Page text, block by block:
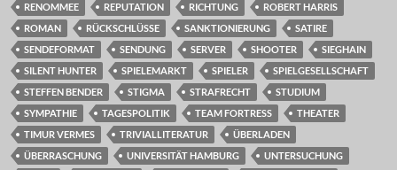
RENOMMEE
REPUTATION RICHTUNG
ROBERT HARRIS
ROMAN
RÜCKSCHLÜSSE SANKTIONIERUNG
SATIRE
SENDEFORMAT
SENDUNG SERVER SHOOTER
SIEGHAIN
SILENT HUNTER
SPIELEMARKT SPIELER
SPIELGESELLSCHAFT
STEFFEN BENDER
STIGMA STRAFRECHT
STUDIUM
SYMPATHIE
TAGESPOLITIK TEAM FORTRESS
THEATER
TIMUR VERMES
TRIVIALLITERATUR
ÜBERLADEN
ÜBERRASCHUNG
UNIVERSITÄT HAMBURG
UNTERSUCHUNG